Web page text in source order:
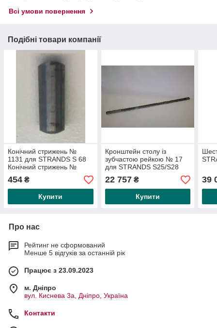
Всі умови повернення
Подібні товари компанії
Конічний стрижень №
1131 для STRANDS S 68
Конічний стрижень №
1131 для STRANDS S 68
454 ₴
Купити
Кронштейн столу із
зубчастою рейкою № 17
для STRANDS S25/S28
22 757₴
Купити
39
Про нас
Рейтинг не сформований
Менше 5 відгуків за останній рік
Працює з 23.09.2023
м. Дніпро
вул. Киснева 3а, Дніпро, Україна
Контакти